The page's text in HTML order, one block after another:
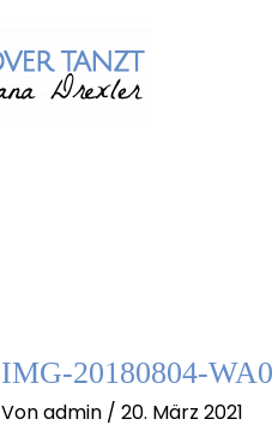
IMG-20180804-
Vonadmin / 20. März 2021